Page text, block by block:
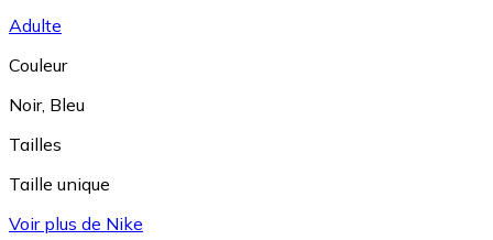
Adulte
Couleur
Noir, Bleu
Tailles
Taille unique
Voir plus de Nike